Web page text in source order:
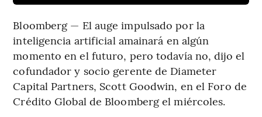
Bloomberg — El auge impulsado por la
inteligencia artificial amainará en algún
momento en el futuro, pero todavía no, dijo el
cofundador y socio gerente de Diameter
Capital Partners, Scott Goodwin, en el Foro de
Crédito Global de Bloomberg el miércoles.